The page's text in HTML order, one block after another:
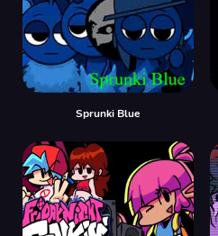
Sprunki Blue